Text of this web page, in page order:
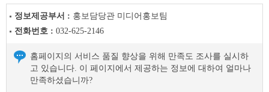
정보제공부서 : 홍보담당관 미디어홍보팀
전화번호 : 032-625-2146
홈페이지의 서비스 품질 향상을 위해 만족도 조사를 실시하
고 있습니다. 이 페이지에서 제공하는 정보에 대하여 얼마나
만족하셨습니까?